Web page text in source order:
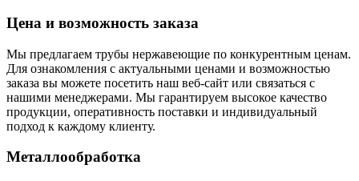
Цена и возможность заказа
Мы предлагаем трубы нержавеющие по конкурентным ценам.
Для ознакомления с актуальными ценами и возможностью
заказа вы можете посетить наш веб-сайт или связаться с
нашими менеджерами. Мы гарантируем высокое качество
продукции, оперативность поставки и индивидуальный
подход к каждому клиенту.
Металлообработка